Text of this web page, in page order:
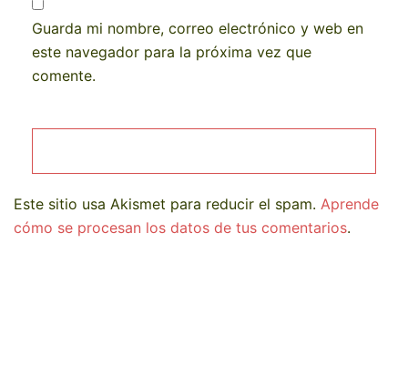
Guarda mi nombre, correo electrónico y web en
este navegador para la próxima vez que
comente.
Este sitio usa Akismet para reducir el spam. Aprende
cómo se procesan los datos de tus comentarios.